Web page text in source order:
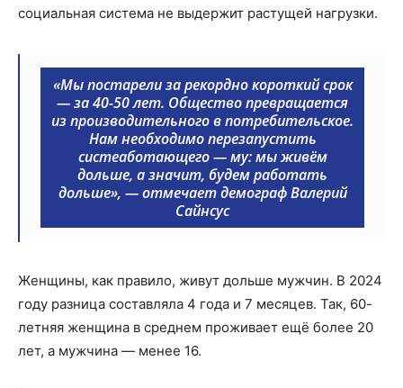
социальная система не выдержит растущей нагрузки.
«Мы постарели за рекордно короткий срок
— за 40-50 лет. Общество превращается
из производительного в потребительское.
Нам необходимо перезапустить
систеаботающего — му: мы живём
дольше, а значит, будем работать
дольше», —отмечает демограф Валерий
Сайнсус
Женщины, как правило, живут дольше мужчин. В 2024
году разница составляла 4 года и 7 месяцев. Так, 60-
летняя женщина в среднем проживает ещё более 20
лет, а мужчина — менее 16.